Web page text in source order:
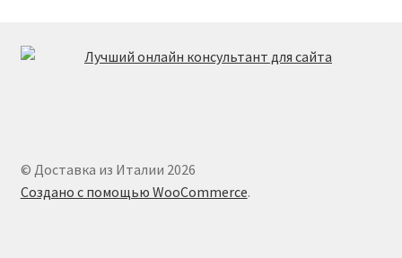
© Доставка из Италии 2026
Создано с помощью WooCommerce.